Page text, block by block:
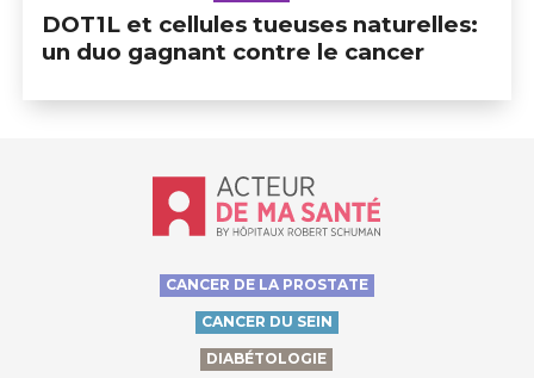
DOT1L et cellules tueuses naturelles:
un duo gagnant contre le cancer
Accueil - Acteur de ma santé, by
CANCER DE LA PROSTATE
CANCER DU SEIN
DIABÉTOLOGIE